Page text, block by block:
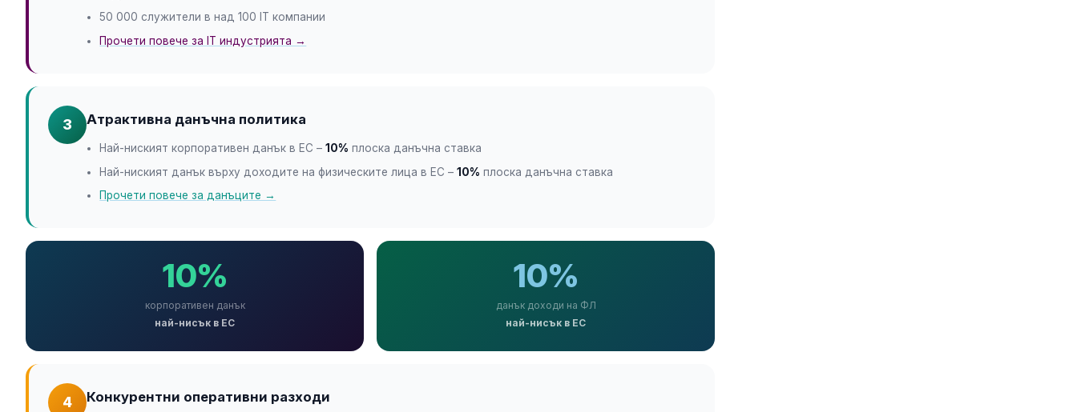
50 000 служители в над 100 IT компании
Прочети повече за IT индустрията →
3 Атрактивна данъчна политика
Най-ниският корпоративен данък в ЕС –10% плоска данъчна ставка
Най-ниският данък върху доходите на физическите лица в ЕС –10% плоска данъчна ставка
Прочети повече за данъците →
10%
корпоративен данък
най-нисък в ЕС
10%
данък доходи на ФЛ
най-нисък в ЕС
4 Конкурентни оперативни разходи